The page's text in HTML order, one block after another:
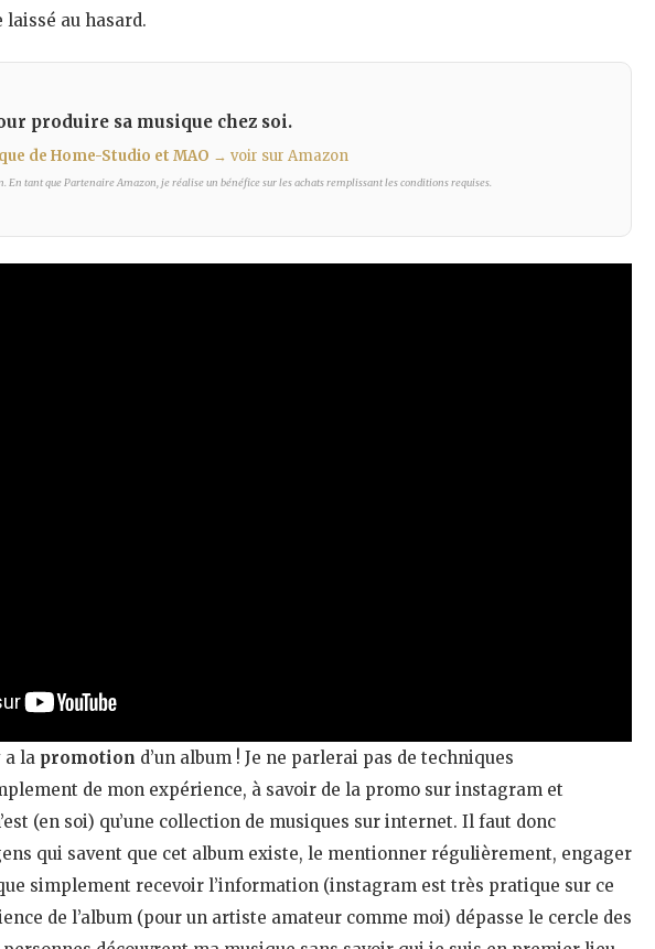
au hasard.
produire sa musique chez soi.
de Home-Studio et MAO → voir sur Amazon
En tant que Partenaire Amazon, je réalise un bénéfice sur les achats remplissant les conditions requises.
a la promotion d’un album ! Je ne parlerai pas de techniques
de mon expérience, à savoir de la promo sur instagram et
(en soi) qu’une collection de musiques sur internet. Il faut donc
qui savent que cet album existe, le mentionner régulièrement, engager
simplement recevoir l’information (instagram est très pratique sur ce
de l’album (pour un artiste amateur comme moi) dépasse le cercle des